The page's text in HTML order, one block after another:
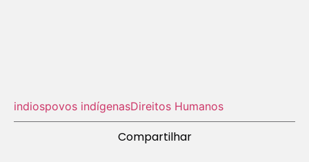
indiospovos indígenasDireitos Humanos
Compartilhar